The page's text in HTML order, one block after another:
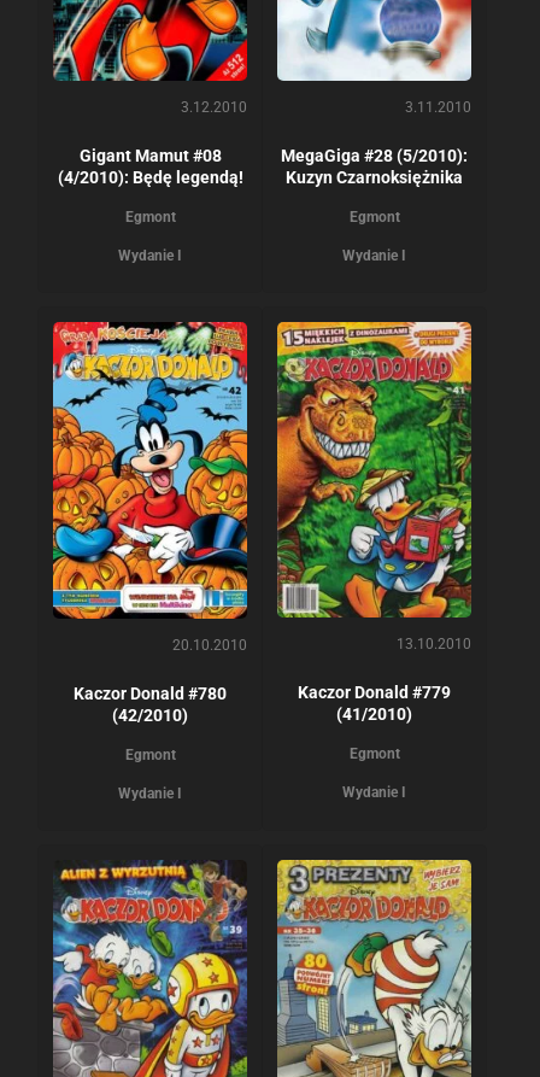
3.12.2010
Gigant Mamut #08
(4/2010): Będę legendą!
Egmont
Wydanie I
3.11.2010
MegaGiga #28 (5/2010):
Kuzyn Czarnoksiężnika
Egmont
Wydanie I
20.10.2010
Kaczor Donald #780
(42/2010)
Egmont
Wydanie I
13.10.2010
Kaczor Donald #779
(41/2010)
Egmont
Wydanie I